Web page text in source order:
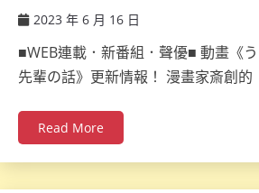
2023 年 6 月 16 日
■WEB連載．新番組．聲優■ 動畫《
先輩の話》更新情報！ 漫畫家斎創的
Read More